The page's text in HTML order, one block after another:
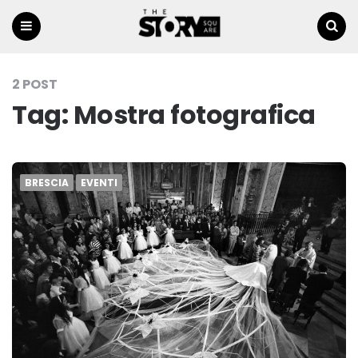
2 POST
Tag: Mostra fotografica
BRESCIA EVENTI